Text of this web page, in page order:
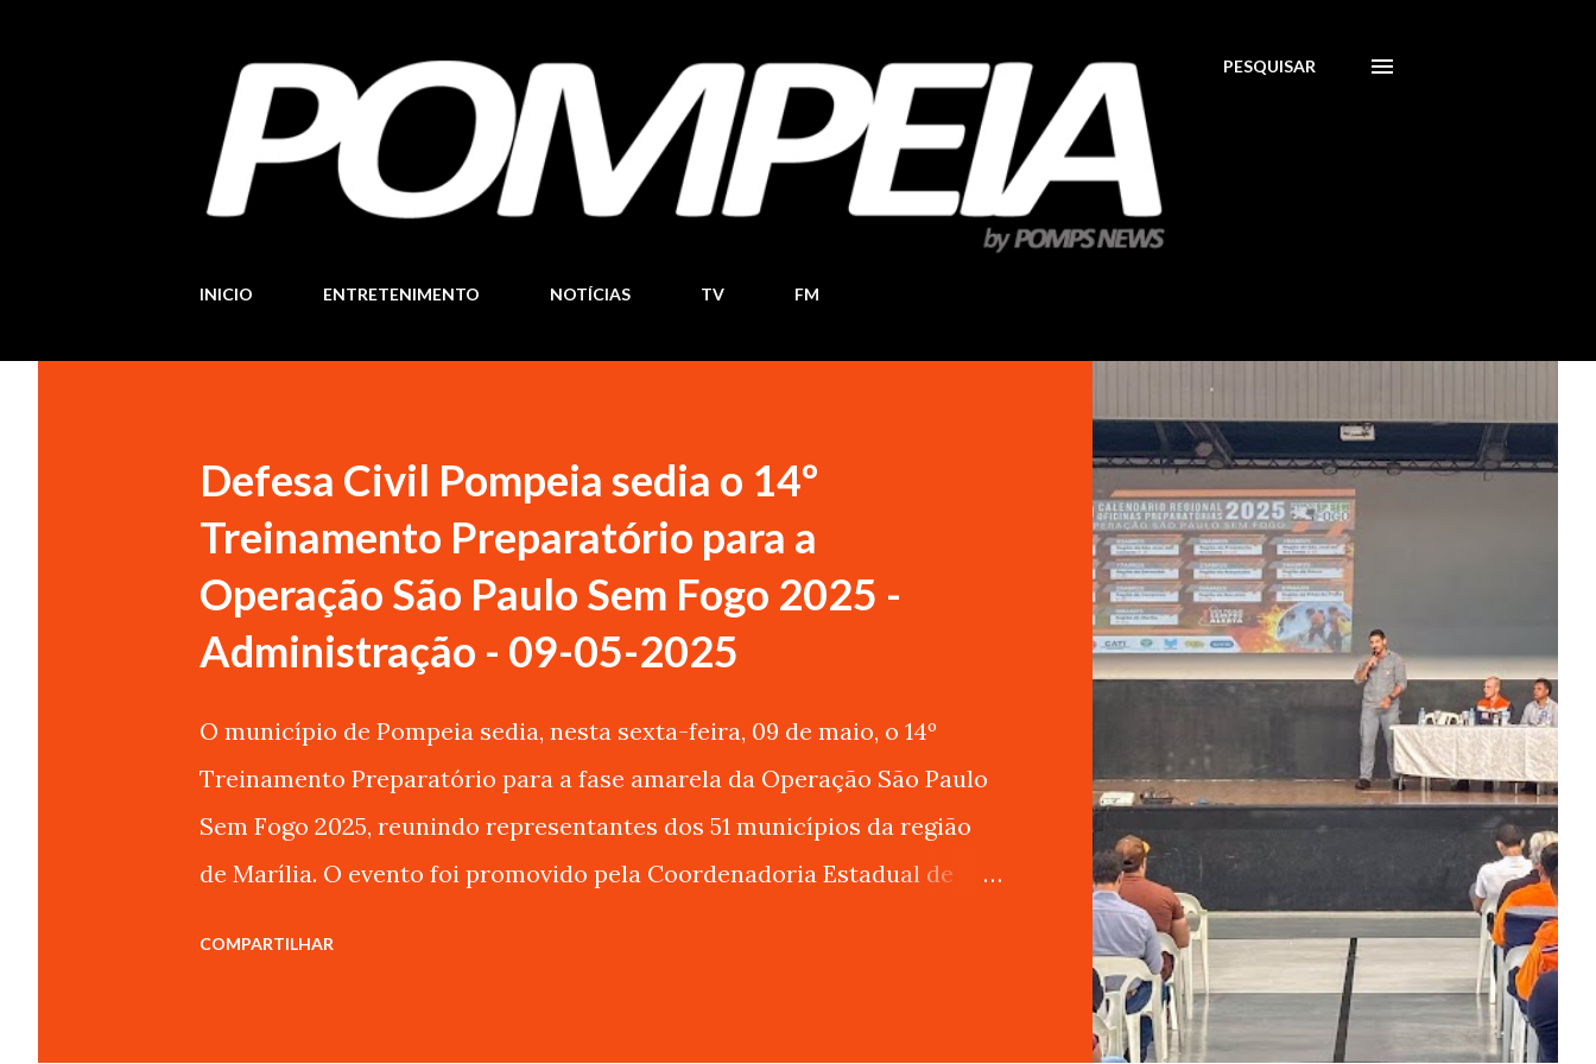
PESQUISAR
INICIO ENTRETENIMENTO NOTÍCIAS TV FM
Defesa Civil Pompeia sedia o 14º
Treinamento Preparatório para a
Operação São Paulo Sem Fogo 2025 -
Administração - 09-05-2025
O município de Pompeia sedia, nesta sexta-feira, 09 de maio, o 14º
Treinamento Preparatório para a fase amarela da Operação São Paulo
Sem Fogo 2025, reunindo representantes dos 51 municípios da região
de Marília. O evento foi promovido pela Coordenadoria Estadual de
COMPARTILHAR